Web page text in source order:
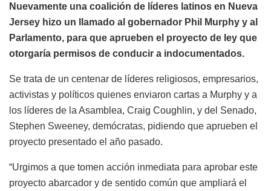
Nuevamente una coalición de líderes latinos en Nueva
Jersey hizo un llamado al gobernador Phil Murphy y al
Parlamento, para que aprueben el proyecto de ley que
otorgaría permisos de conducir a indocumentados.
Se trata de un centenar de líderes religiosos, empresarios,
activistas y políticos quienes enviaron cartas a Murphy y a
los líderes de la Asamblea, Craig Coughlin, y del Senado,
Stephen Sweeney, demócratas, pidiendo que aprueben el
proyecto presentado el año pasado.
“Urgimos a que tomen acción inmediata para aprobar este
proyecto abarcador y de sentido común que ampliará el